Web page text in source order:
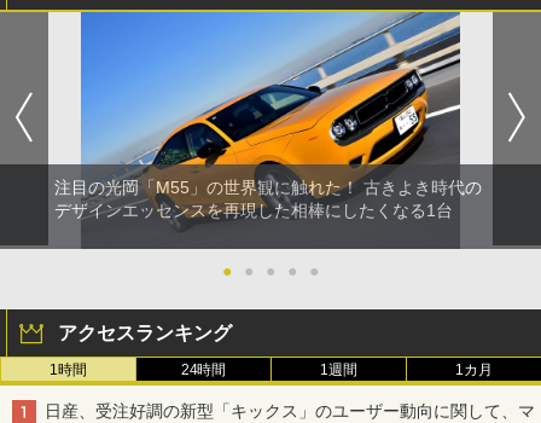
注目の光岡「M55」の世界観に触れた！ 古きよき時代の
デザインエッセンスを再現した相棒にしたくなる1台
● ● ● ● ●
アクセスランキング
1時間 24時間 1週間 1カ月
日産、受注好調の新型「キックス」のユーザー動向に関して、マ